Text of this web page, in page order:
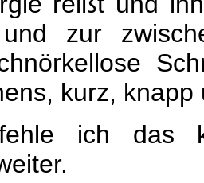
zur
kurz,
ich das